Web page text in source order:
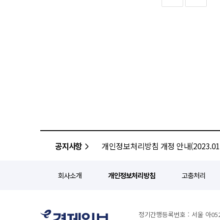
핵심 원료로 사용된 ‘라임과피
플랫폼이 항암제, 자가면역질환
있다고 설명했다. 알테오젠은 이번 파트너 공개를 계기로 플랫폼 기술 경쟁력을 재확인하고 향후 임상 개발 진전에 대한
특징이다. 이를 통해 응급 상황 발
서울바이오허브와 ‘2026 서울바
연계해 신약 개발 가능성을 검증하고 실질적
선정됐다. 옴니아메드는 일산화질소(NO) 농도가 높은 염증 및 암 조직에서 센서 반응을 통해 약물을 표적 방출하는 DDS
Anchoring Platform)’ 기술을
공지사항 개인정보처리방침 개정 안내
회사소개 개인정보처리방침 고충처리
정기간행등록번호 : 서울 아